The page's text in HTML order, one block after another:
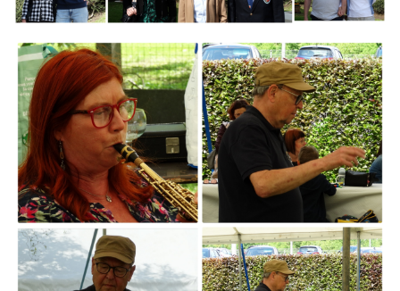
Branding
ARMCHAIR